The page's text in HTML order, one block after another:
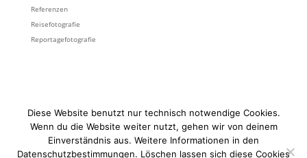
Referenzen
Reisefotografie
Reportagefotografie
SUCHE
FOTOGRAFIE
IMPRESSUM
DATENSCHUTZ
WERBEHINWEIS
Diese Website benutzt nur technisch notwendige Cookies.
Wenn du die Website weiter nutzt, gehen wir von deinem
Einverständnis aus. Weitere Informationen in den
Datenschutzbestimmungen. Löschen lassen sich diese Cookies